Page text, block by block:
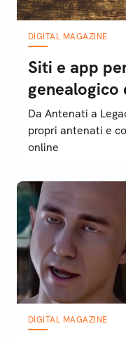
DIGITAL MAGAZINE
Siti e app
genealogico
Da Antenati a
propri antenati e
online
DIGITAL MAGAZINE